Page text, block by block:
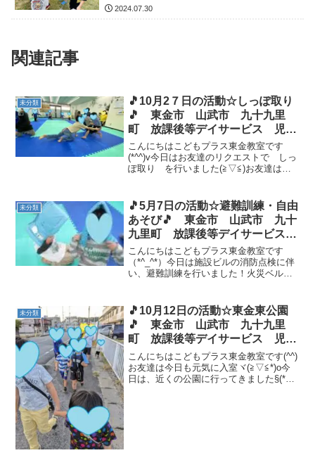
2024.07.30
関連記事
未分類
🎵10月2７日の活動☆しっぽ取り
🎵 東金市 山武市 九十九里
町 放課後等デイサービス 児童
発達支援 運動療育 教室見学
こんにちはこどもプラス東金教室です
(*^^)v今日はお友達のリクエストで しっ
ぽ取り を行いました(≧▽≦)お友達はし
🌟 明日運動会のお友達は頑張ってきてく
だ...
未分類
🎵5月7日の活動☆避難訓練・自由
あそび🎵 東金市 山武市 九十
九里町 放課後等デイサービス
児童発達支援 運動療育 教室見
学
こんにちはこどもプラス東金教室です
（*^_^*）今日は施設ビルの消防点検に伴
い、避難訓練を行いました！火災ベルが
きてしまったので、避難場所に指定して
いる公園まで歩くこと...
未分類
🎵10月12日の活動☆東金東公園
🎵 東金市 山武市 九十九里
町 放課後等デイサービス 児童
発達支援 運動療育 教室見学
こんにちはこどもプラス東金教室です(^^)
お友達は今日も元気に入室ヾ(≧▽≦*)o今
日は、近くの公園に行ってきました§(*￣